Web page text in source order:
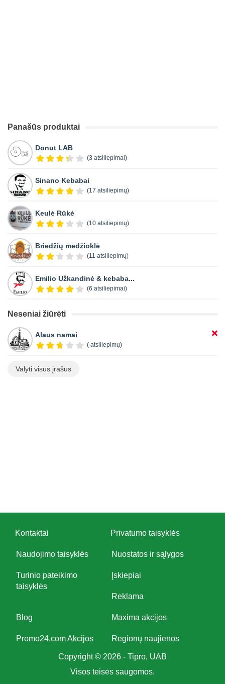
Panašūs produktai
Donut LAB
(3 atsiliepimai)
Sinano Kebabai
(17 atsiliepimų)
Keulė Rūkė
(10 atsiliepimų)
Briedžių medžioklė
(11 atsiliepimų)
Emilio Užkandinė & kebaba...
(6 atsiliepimai)
Neseniai žiūrėti
Alaus namai
( atsiliepimų)
Valyti visus įrašus
Kontaktai Privatumo taisyklės
Naudojimo taisyklės Nuostatos ir sąlygos
Turinio pateikimo
taisyklės
Įskiepiai
Reklama
Blog Maxima akcijos
Promo24.com Akcijos Regionų naujienos
Copyright © 2026 - Tipro, UAB
Visos teisės saugomos.